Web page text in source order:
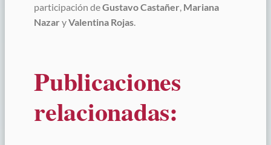
participación deGustavo Castañer Mariana
Nazar yValentina Rojas
Publicaciones
relacionadas: